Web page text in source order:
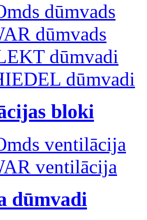
dūmvads
dūmvads
dūmvadi
dūmvadi
bloki
ventilācija
ventilācija
dūmvadi